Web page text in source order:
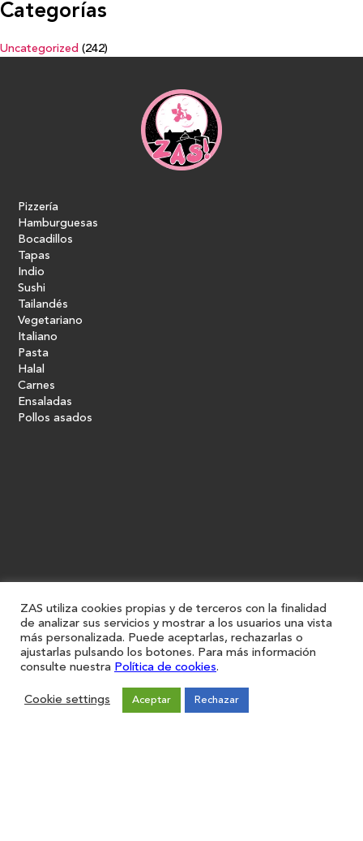
Categorías
Uncategorized (242)
Pizzería
Hamburguesas
Bocadillos
Tapas
Indio
Sushi
Tailandés
Vegetariano
Italiano
Pasta
Halal
Carnes
Ensaladas
Pollos asados
ZAS utiliza cookies propias y de terceros con la finalidad
de analizar sus servicios y mostrar a los usuarios una vista
más personalizada. Puede aceptarlas, rechazarlas o
ajustarlas pulsando los botones. Para más información
consulte nuestra Política de cookies.
Cookie settings Aceptar Rechazar